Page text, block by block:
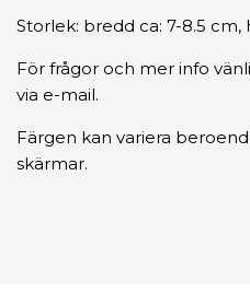
Storlek: bredd ca: 7-8.5 cm,
För frågor och mer info
via e-mail.
Färgen kan variera
skärmar.